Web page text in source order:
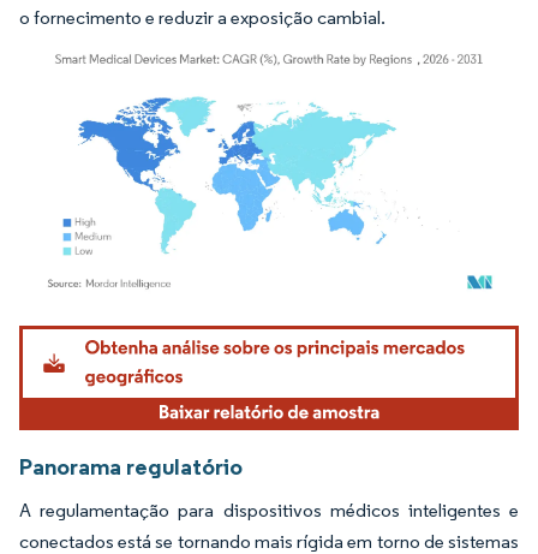
o fornecimento e reduzir a exposição cambial.
Imagem © Mordor Intelligence. O reuso requer atribuição conforme CC BY 4.0.
Panorama regulatório
A regulamentação para dispositivos médicos inteligentes e
conectados está se tornando mais rígida em torno de sistemas